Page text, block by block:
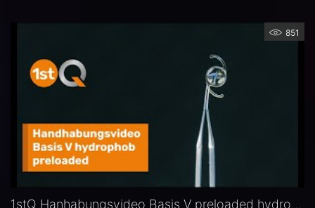
851
1stQ Hanhabungsvideo Basis V preloaded hydrophob